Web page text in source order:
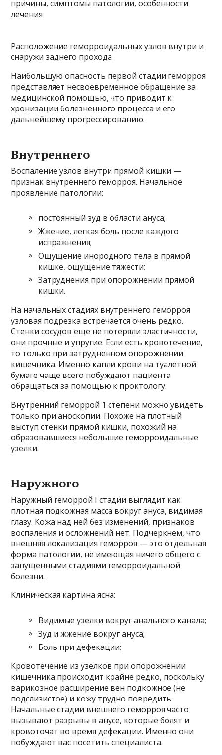
Расположение геморроидальных узлов внутри и
снаружи заднего прохода
Наибольшую опасность первой стадии геморроя
представляет несвоевременное обращение за
медицинской помощью, что приводит к
хронизации болезненного процесса и его
дальнейшему прогрессированию.
Внутреннего
Воспаление узлов внутри прямой кишки —
признак внутреннего геморроя. Начальное
проявление патологии:
постоянный зуд в области ануса;
Жжение, легкая боль после каждого
испражнения;
Ощущение инородного тела в прямой
кишке, ощущение тяжести;
Затруднения при опорожнении прямой
кишки.
На начальных стадиях внутреннего геморроя
узловая подрезка встречается очень редко.
Стенки сосудов еще не потеряли эластичности,
они прочные и упругие. Если есть кровотечение,
то только при затрудненном опорожнении
кишечника. Именно капли крови на туалетной
бумаге чаще всего побуждают пациента
обращаться за помощью к проктологу.
Внутренний геморрой 1 степени можно увидеть
только при аноскопии. Похоже на плотный
выступ стенки прямой кишки, похожий на
образовавшиеся небольшие геморроидальные
узелки.
Наружного
Наружный геморрой I стадии выглядит как
плотная подкожная масса вокруг ануса, видимая
глазу. Кожа над ней без изменений, признаков
воспаления и осложнений нет. Подчеркнем, что
внешняя локализация геморроя — это отдельная
форма патологии, не имеющая ничего общего с
запущенными стадиями геморроидальной
болезни.
Клиническая картина ясна:
Видимые узелки вокруг анального канала;
Зуд и жжение вокруг ануса;
Боль при дефекации;
Кровотечение из узелков при опорожнении
кишечника происходит крайне редко, поскольку
варикозное расширение вен подкожное (не
подслизистое) и кожу трудно повредить.
Начальные стадии внешнего геморроя часто
вызывают разрывы в анусе, которые болят и
кровоточат во время дефекации. Именно они
побуждают вас посетить специалиста.